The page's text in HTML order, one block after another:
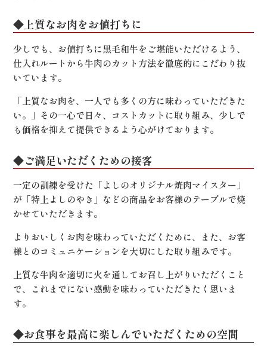
◆上質なお肉をお値打ちに
少しでも、お値打ちに黒毛和牛をご堪能いただけるよう、
仕入れルートから牛肉のカット方法を徹底的にこだわり抜
いています。
「上質なお肉を、一人でも多くの方に味わっていただきた
い。」その一心で日々、コストカットに取り組み、少しで
も価格を抑えて提供できるよう心がけております。
◆ご満足いただくための接客
一定の訓練を受けた「よしのオリジナル焼肉マイスター」
が「特上よしのやき」などの商品をお客様のテーブルで焼
かせていただきます。
よりおいしくお肉を味わっていただくために、また、お客
様とのコミュニケーションを大切にした取り組みです。
上質な牛肉を適切に火を通してお召し上がりいただくこと
で、これまでにない感動を味わっていただきたく思いま
す。
◆お食事を最高に楽しんでいただくための空間